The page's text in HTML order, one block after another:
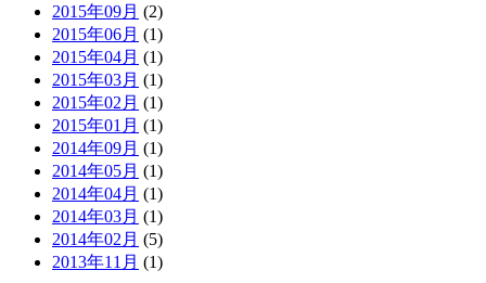
2015年09月 (2)
2015年06月 (1)
2015年04月 (1)
2015年03月 (1)
2015年02月 (1)
2015年01月 (1)
2014年09月 (1)
2014年05月 (1)
2014年04月 (1)
2014年03月 (1)
2014年02月 (5)
2013年11月 (1)